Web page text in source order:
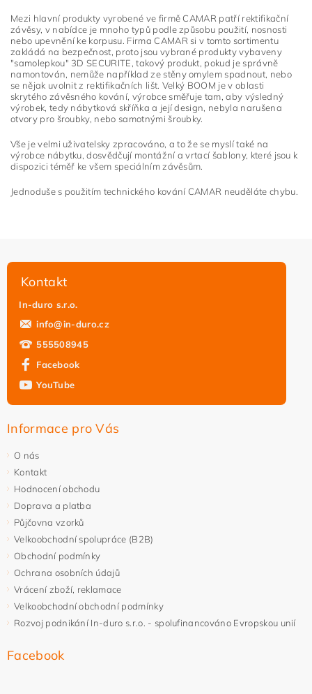
Vložením hodnocení souhlasíte spodmínkami ochrany
osobních údajů
Mezi hlavní produkty vyrobené ve firmě CAMAR patří rektifikační
závěsy, v nabídce je mnoho typů podle způsobu použití, nosnosti
nebo upevnění ke korpusu. Firma CAMAR si v tomto sortimentu
zakládá na bezpečnost, proto jsou vybrané produkty vybaveny
"samolepkou" 3D SECURITE, takový produkt, pokud je správně
namontován, nemůže například ze stěny omylem spadnout, nebo
se nějak uvolnit z rektifikačních lišt. Velký BOOM je v oblasti
skrytého závěsného kování, výrobce směřuje tam, aby výsledný
výrobek, tedy nábytková skříňka a její design, nebyla narušena
otvory pro šroubky, nebo samotnými šroubky.
Vše je velmi uživatelsky zpracováno, a to že se myslí také na
výrobce nábytku, dosvědčují montážní a vrtací šablony, které jsou k
dispozici téměř ke všem speciálním závěsům.
Jednoduše s použitím technického kování CAMAR neuděláte chybu.
Kontakt
In-duro s.r.o.
info@in-duro.cz
555508945
Facebook
YouTube
Informace pro Vás
O nás
Kontakt
Hodnocení obchodu
Doprava a platba
Půjčovna vzorků
Velkoobchodní spolupráce (B2B)
Obchodní podmínky
Ochrana osobních údajů
Vrácení zboží, reklamace
Velkoobchodní obchodní podmínky
Rozvoj podnikání In-duro s.r.o. - spolufinancováno Evropskou unií
Facebook